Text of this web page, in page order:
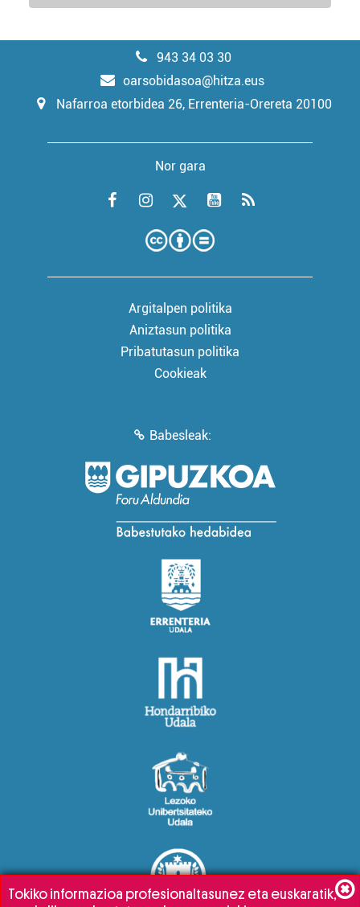
943 34 03 30
oarsobidasoa@hitza.eus
Nafarroa etorbidea 26, Errenteria-Orereta 20100
Nor gara
Argitalpen politika
Aniztasun politika
Pribatutasun politika
Cookieak
Babesleak:
Tokiko informazioa profesionaltasunez eta euskaratik,